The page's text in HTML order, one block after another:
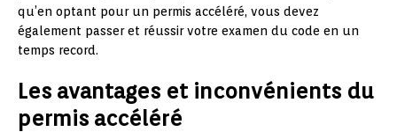
qu’en optant pour un permis accéléré, vous devez
également passer et réussir votre examen du code en un
temps record.
Les avantages et inconvénients du
permis accéléré